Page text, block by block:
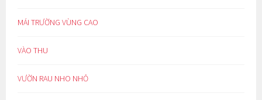
MÁI TRƯỜNG VÙNG CAO
VÀO THU
VƯỜN RAU NHO NHỎ